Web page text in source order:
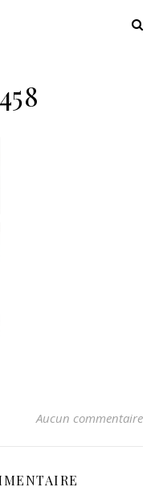
Aucun commentaire